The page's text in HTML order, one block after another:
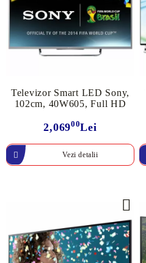
Televizor Smart LED Sony,
102cm, 40W605, Full HD
2,06900Lei
Vezi detalii